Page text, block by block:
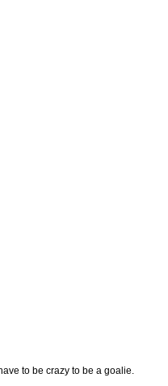
to be crazy to be a goalie.